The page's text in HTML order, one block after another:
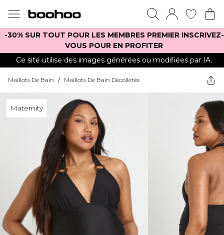
-30% SUR TOUT POUR LES MEMBRES PREMIER INSCRIVEZ-
VOUS POUR EN PROFITER
Ce site utilise des images générées ou modifiées par IA.
Maillots De Bain / Maillots De Bain Décolletés
Maternity